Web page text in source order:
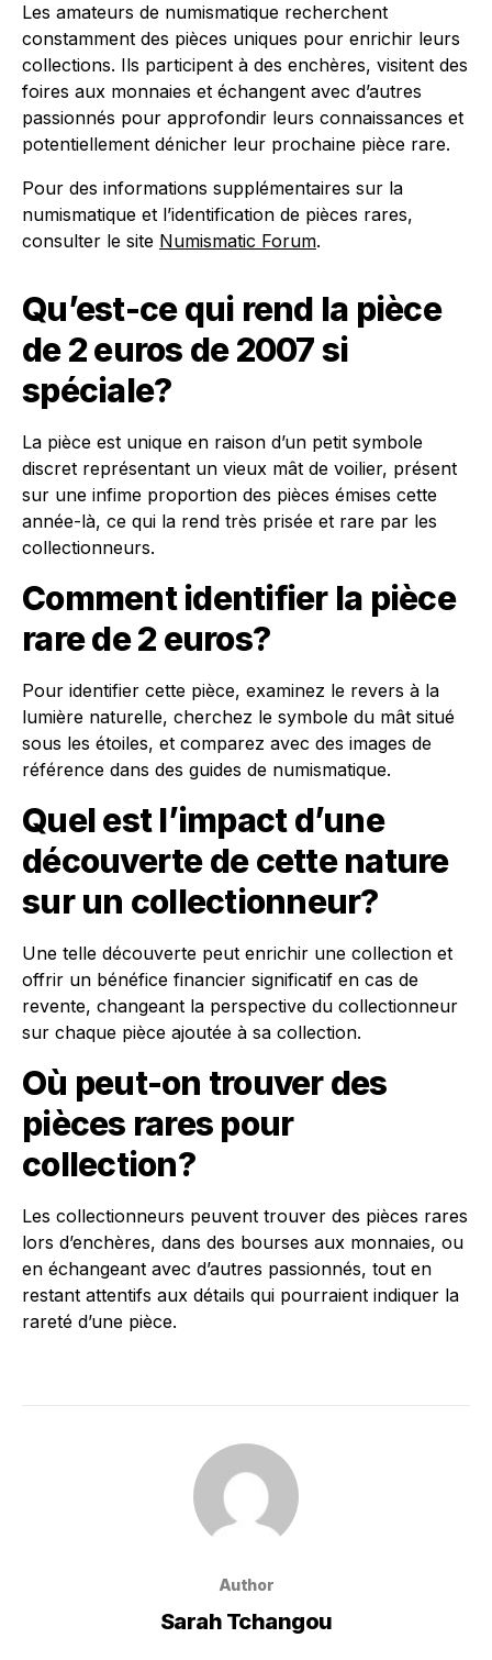
Les amateurs de numismatique recherchent
constamment des pièces uniques pour enrichir leurs
collections. Ils participent à des enchères, visitent des
foires aux monnaies et échangent avec d’autres
passionnés pour approfondir leurs connaissances et
potentiellement dénicher leur prochaine pièce rare.
Pour des informations supplémentaires sur la
numismatique et l’identification de pièces rares,
consulter le site Numismatic Forum.
Qu’est-ce qui rend la pièce
de 2 euros de 2007 si
spéciale?
La pièce est unique en raison d’un petit symbole
discret représentant un vieux mât de voilier, présent
sur une infime proportion des pièces émises cette
année-là, ce qui la rend très prisée et rare par les
collectionneurs.
Comment identifier la pièce
rare de 2 euros?
Pour identifier cette pièce, examinez le revers à la
lumière naturelle, cherchez le symbole du mât situé
sous les étoiles, et comparez avec des images de
référence dans des guides de numismatique.
Quel est l’impact d’une
découverte de cette nature
sur un collectionneur?
Une telle découverte peut enrichir une collection et
offrir un bénéfice financier significatif en cas de
revente, changeant la perspective du collectionneur
sur chaque pièce ajoutée à sa collection.
Où peut-on trouver des
pièces rares pour
collection?
Les collectionneurs peuvent trouver des pièces rares
lors d’enchères, dans des bourses aux monnaies, ou
en échangeant avec d’autres passionnés, tout en
restant attentifs aux détails qui pourraient indiquer la
rareté d’une pièce.
Author
Sarah Tchangou